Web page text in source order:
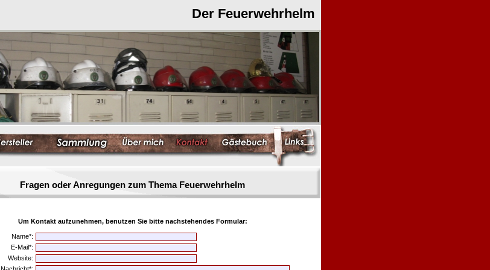
Der Feuerwehrhelm
Fragen oder Anregungen zum Thema Feuerwehrhelm
Um Kontakt aufzunehmen, benutzen Sie bitte nachstehendes Formular:
Name*:
E-Mail*:
Website: